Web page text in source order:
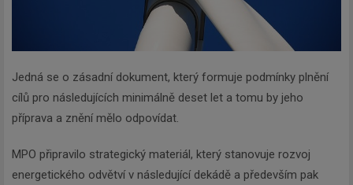
Jedná se o zásadní dokument, který formuje podmínky plnění
cílů pro následujících minimálně deset let a tomu by jeho
příprava a znění mělo odpovídat.
MPO připravilo strategický materiál, který stanovuje rozvoj
energetického odvětví v následující dekádě a především pak